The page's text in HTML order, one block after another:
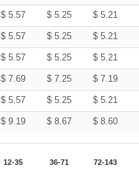
$ 5.57 $ 5.25 $ 5.21
$ 5.57 $ 5.25 $ 5.21
$ 5.57 $ 5.25 $ 5.21
$ 7.69 $ 7.25 $ 7.19
$ 5.57 $ 5.25 $ 5.21
$ 9.19 $ 8.67 $ 8.60
12-35 36-71 72-143